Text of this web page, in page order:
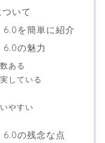
いて
6.0を簡単に紹介
6.0の魅力
ある
している
やすい
6.0の残念な点